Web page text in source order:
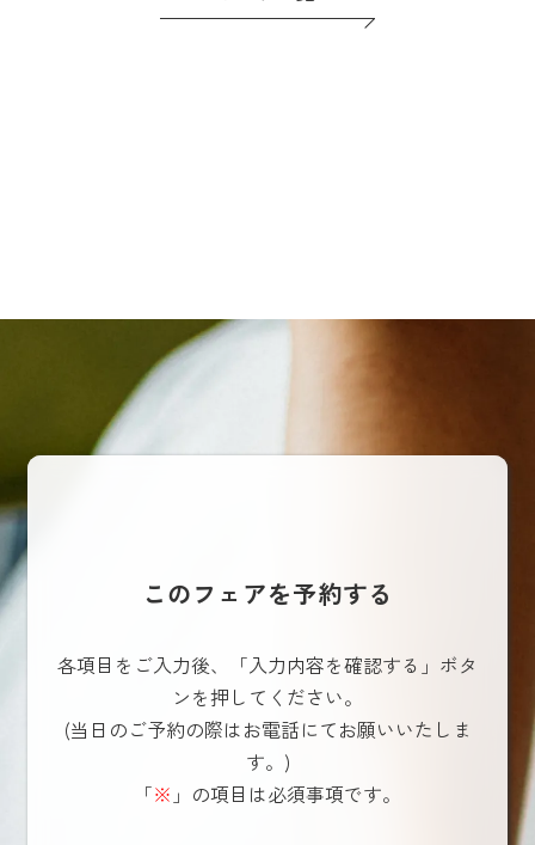
このフェアを予約する
各項目をご入力後、「入力内容を確認する」ボタ
ンを押してください。
(当日のご予約の際はお電話にてお願いいたしま
す。)
「※ 」の項目は必須事項です。